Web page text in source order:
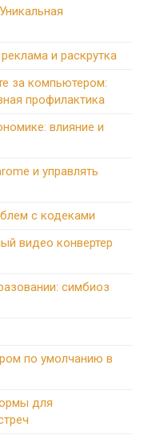
и раскрутка
за компьютером:
профилактика
влияние и
и управлять
с кодеками
видео конвертер
симбиоз
по умолчанию в
для